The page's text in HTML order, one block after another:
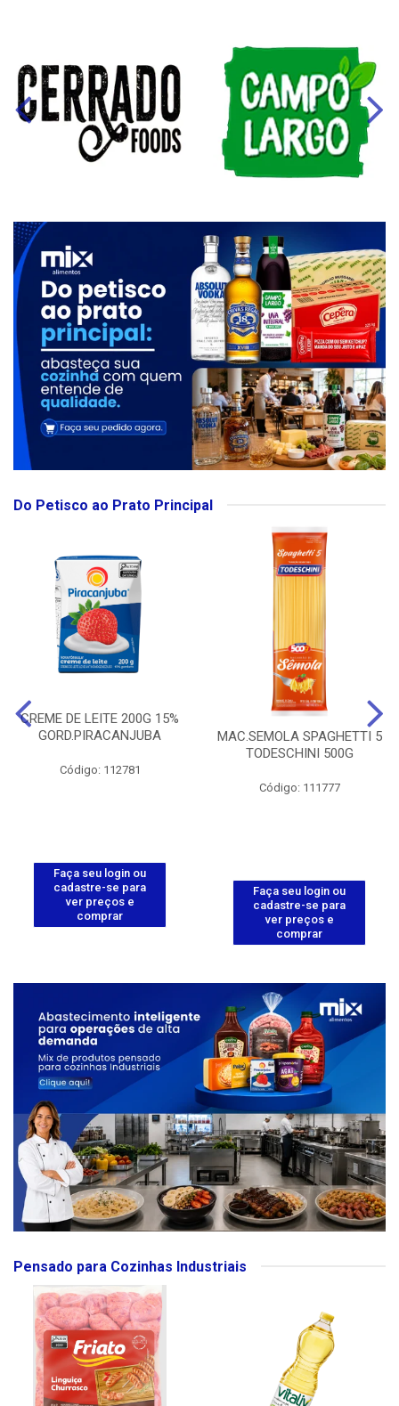
Do Petisco ao Prato Principal
CREME DE LEITE 200G 15%
GORD.PIRACANJUBA
Código: 112781
Faça seu login ou
cadastre-se para
ver preços e
comprar
MAC.SEMOLA SPAGHETTI 5
TODESCHINI 500G
Código: 111777
Faça seu login ou
cadastre-se para
ver preços e
comprar
Pensado para Cozinhas Industriais